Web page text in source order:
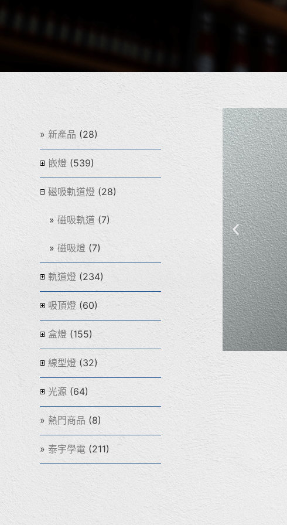
新產品 (28)
嵌燈 (539)
磁吸軌道燈 (28)
磁吸軌道 (7)
磁吸燈 (7)
軌道燈 (234)
吸頂燈 (60)
盒燈 (155)
線型燈(32)
光源 (64)
熱門商品 (8)
泰宇學電 (211)